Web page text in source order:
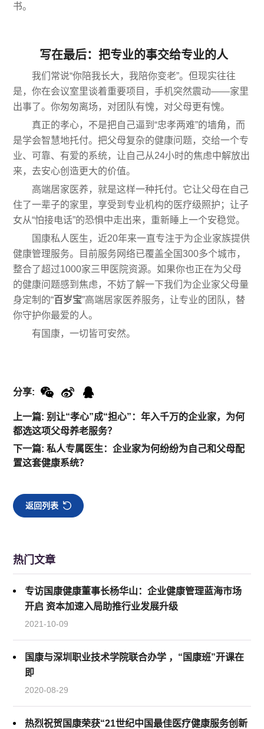
书。
写在最后：把专业的事交给专业的人
我们常说“你陪我长大，我陪你变老”。但现实往往
是，你在会议室里谈着重要项目，手机突然震动——家里
出事了。你匆匆离场，对团队有愧，对父母更有愧。
真正的孝心，不是把自己逼到“忠孝两难”的墙角，而
是学会智慧地托付。把父母复杂的健康问题，交给一个专
业、可靠、有爱的系统，让自己从24小时的焦虑中解放出
来，去安心创造更大的价值。
高端居家医养，就是这样一种托付。它让父母在自己
住了一辈子的家里，享受到专业机构的医疗级照护；让子
女从“怕接电话”的恐惧中走出来，重新睡上一个安稳觉。
国康私人医生，近20年来一直专注于为企业家族提供
健康管理服务。目前服务网络已覆盖全国300多个城市，
整合了超过1000家三甲医院资源。如果你也正在为父母
的健康问题感到焦虑，不妨了解一下我们为企业家父母量
身定制的“百岁宝”高端居家医养服务，让专业的团队，替
你守护你最爱的人。
有国康，一切皆可安然。
上一篇: 别让“孝心”成“担心”：年入千万的企业家，为何
都选这项父母养老服务？
下一篇: 私人专属医生：企业家为何纷纷为自己和父母配
置这套健康系统？
分享:
返回列表
热门文章
专访国康健康董事长杨华山：企业健康管理蓝海市场
开启 资本加速入局助推行业发展升级
2021-10-09
国康与深圳职业技术学院联合办学 ，“国康班”开课在
即
2020-08-29
热烈祝贺国康荣获“21世纪中国最佳医疗健康服务创新